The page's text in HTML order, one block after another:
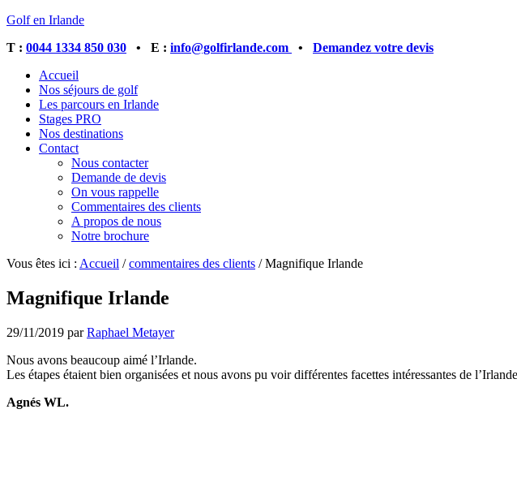
Golf en Irlande
T : 0044 1334 850 030 • E : info@golfirlande.com • Demandez votre devis
Accueil
Nos séjours de golf
Les parcours en Irlande
Stages PRO
Nos destinations
Contact
Nous contacter
Demande de devis
On vous rappelle
Commentaires des clients
A propos de nous
Notre brochure
Vous êtes ici : Accueil / commentaires des clients /Magnifique Irlande
Magnifique Irlande
29/11/2019 parRaphael Metayer
Nous avons beaucoup aimé l’Irlande.
Les étapes étaient bien organisées et nous avons pu voir différentes facettes intéressantes de
Agnés WL.